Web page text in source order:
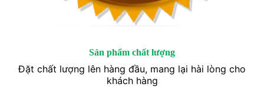
Sản phẩm chất lượng
Đặt chất lượng lên hàng đầu, mang lại hài lòng cho
khách hàng